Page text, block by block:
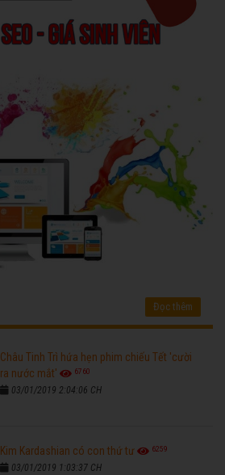
Đọc thêm
Châu Tinh Trì hứa hẹn phim chiếu Tết 'cười
ra nước mắt'
6760
03/01/2019 2:04:06 CH
Kim Kardashian có con thứ tư 6259
03/01/2019 1:03:37 CH